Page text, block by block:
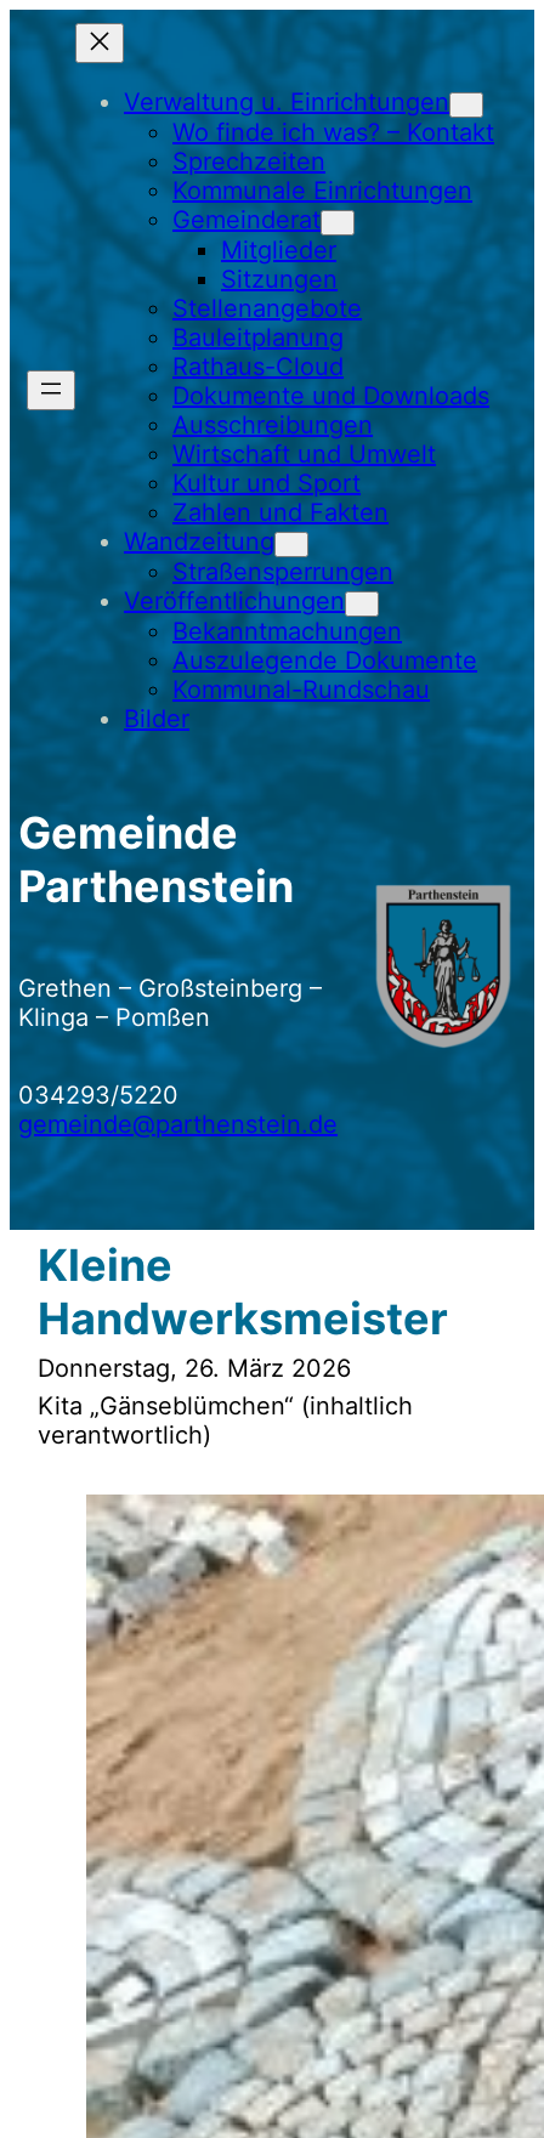
Zum
Verwaltung u. Einrichtungen
Wo finde ich was? – Kontakt
Sprechzeiten
Kommunale Einrichtungen
Gemeinderat
Mitglieder
Sitzungen
Stellenangebote
Bauleitplanung
Rathaus-Cloud
Dokumente und Downloads
Ausschreibungen
Wirtschaft und Umwelt
Kultur und Sport
Zahlen und Fakten
Wandzeitung
Straßensperrungen
Veröffentlichungen
Bekanntmachungen
Auszulegende Dokumente
Kommunal-Rundschau
Bilder
Gemeinde
Parthenstein
Grethen – Großsteinberg –
Klinga – Pomßen
034293/5220
gemeinde@parthenstein.de
Kleine
Handwerksmeister
Donnerstag, 26. März 2026
Kita „Gänseblümchen“ (inhaltlich
verantwortlich)